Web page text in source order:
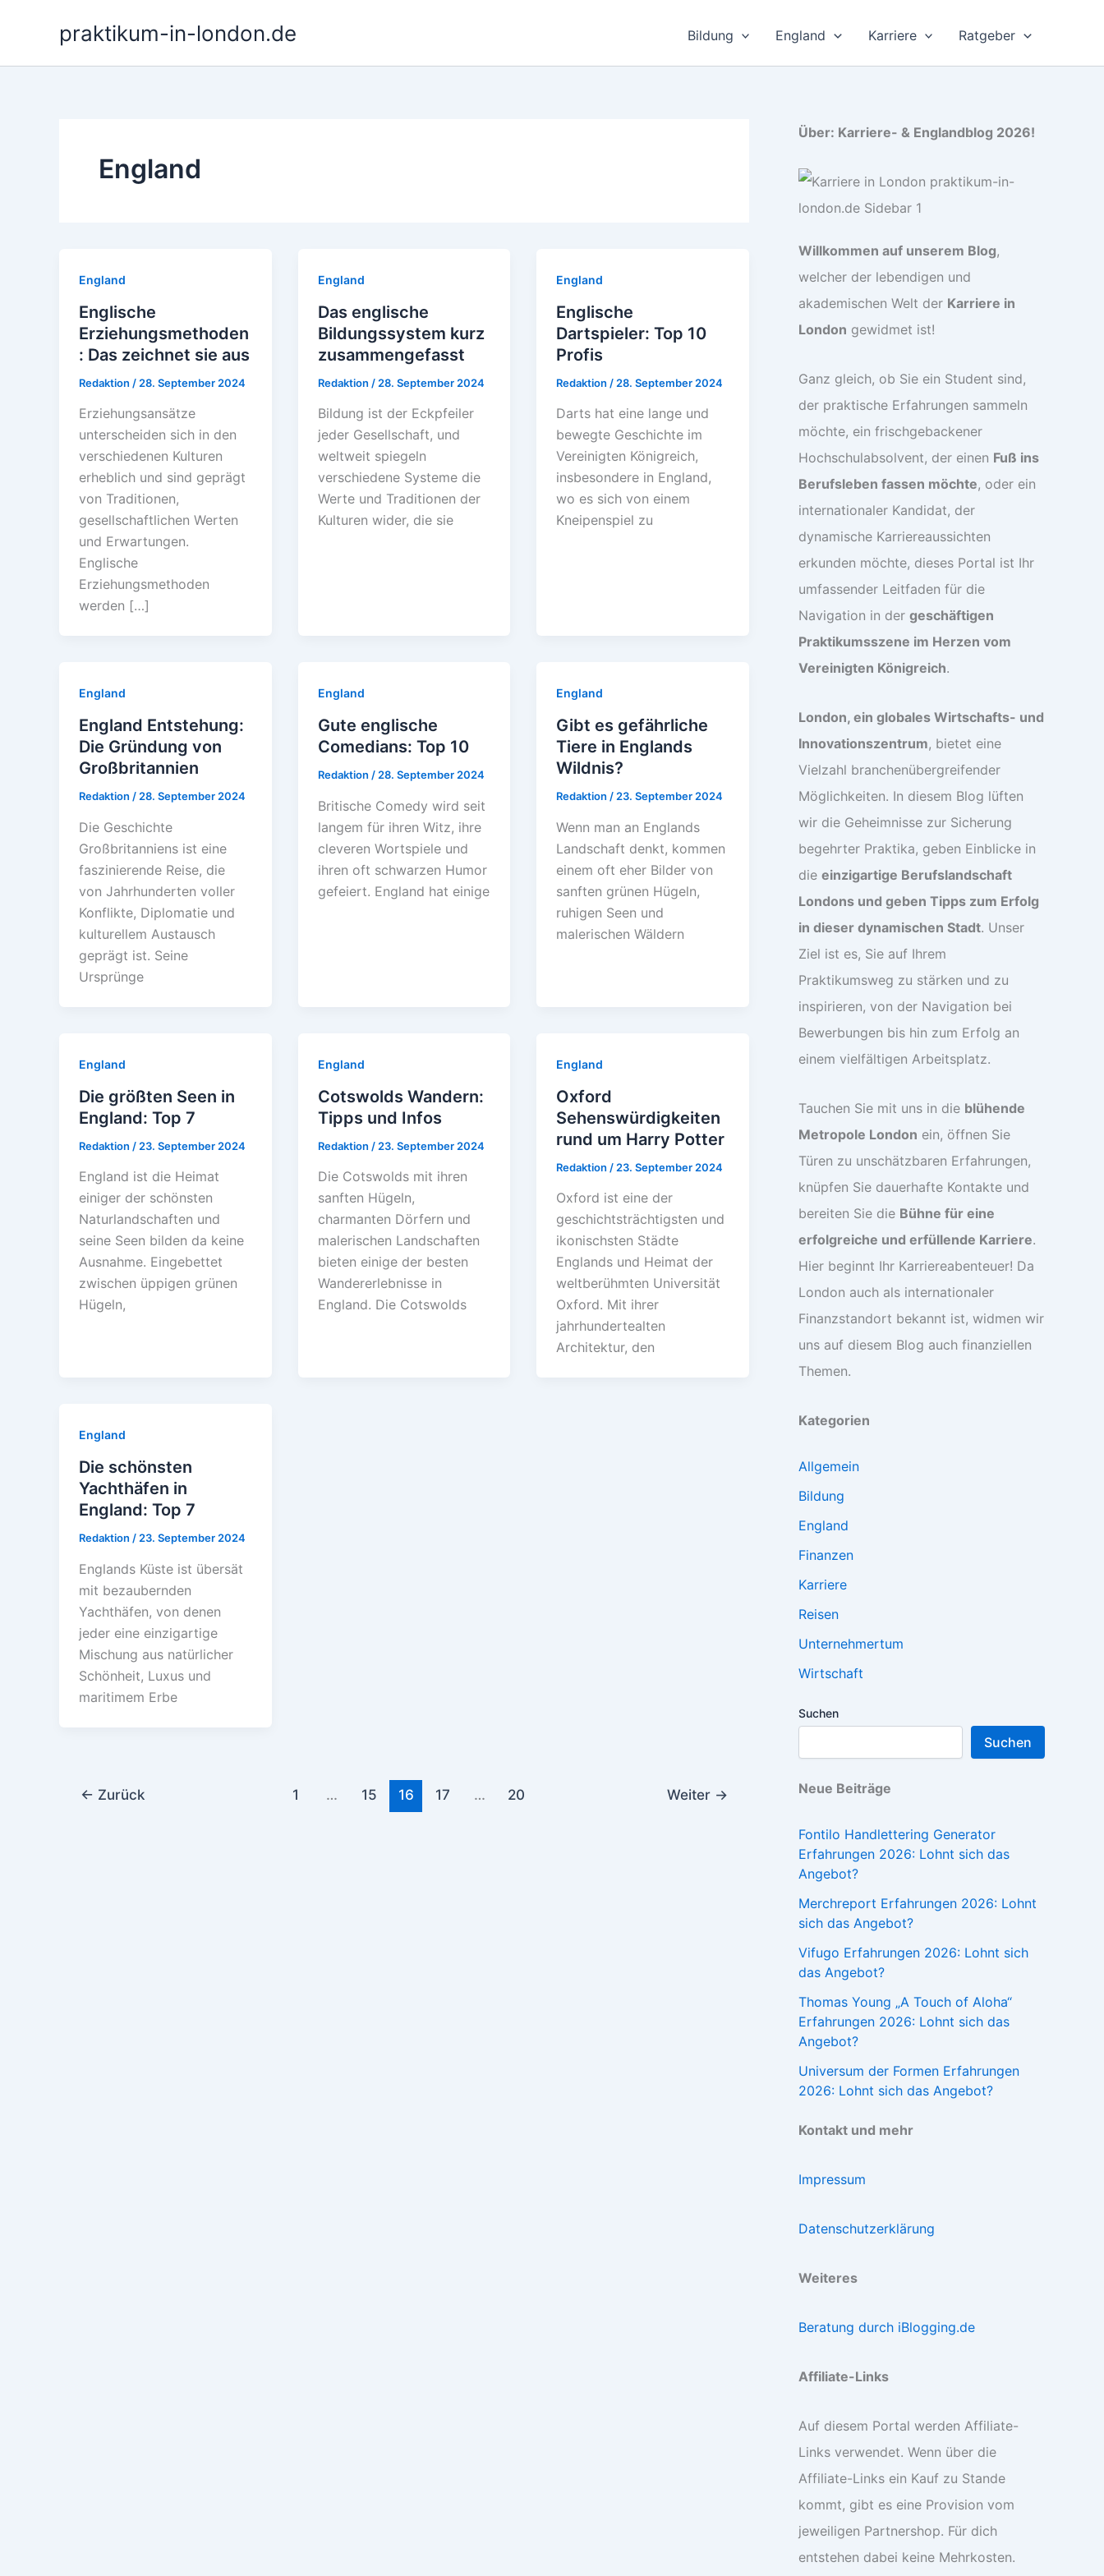
praktikum-in-london.de Bildung England Karriere Ratgeber
England
England
Englische
Erziehungsmethoden
: Das zeichnet sie aus
Redaktion / 28. September 2024
Erziehungsansätze
unterscheiden sich in den
verschiedenen Kulturen
erheblich und sind geprägt
von Traditionen,
gesellschaftlichen Werten
und Erwartungen.
Englische
Erziehungsmethoden
werden […]
England
Das englische
Bildungssystem kurz
zusammengefasst
Redaktion / 28. September 2024
Bildung ist der Eckpfeiler
jeder Gesellschaft, und
weltweit spiegeln
verschiedene Systeme die
Werte und Traditionen der
Kulturen wider, die sie
England
Englische
Dartspieler: Top 10
Profis
Redaktion / 28. September 2024
Darts hat eine lange und
bewegte Geschichte im
Vereinigten Königreich,
insbesondere in England,
wo es sich von einem
Kneipenspiel zu
England
England Entstehung:
Die Gründung von
Großbritannien
Redaktion / 28. September 2024
Die Geschichte
Großbritanniens ist eine
faszinierende Reise, die
von Jahrhunderten voller
Konflikte, Diplomatie und
kulturellem Austausch
geprägt ist. Seine
Ursprünge
England
Gute englische
Comedians: Top 10
Redaktion / 28. September 2024
Britische Comedy wird seit
langem für ihren Witz, ihre
cleveren Wortspiele und
ihren oft schwarzen Humor
gefeiert. England hat einige
England
Gibt es gefährliche
Tiere in Englands
Wildnis?
Redaktion / 23. September 2024
Wenn man an Englands
Landschaft denkt, kommen
einem oft eher Bilder von
sanften grünen Hügeln,
ruhigen Seen und
malerischen Wäldern
England
Die größten Seen in
England: Top 7
Redaktion / 23. September 2024
England ist die Heimat
einiger der schönsten
Naturlandschaften und
seine Seen bilden da keine
Ausnahme. Eingebettet
zwischen üppigen grünen
Hügeln,
England
Cotswolds Wandern:
Tipps und Infos
Redaktion / 23. September 2024
Die Cotswolds mit ihren
sanften Hügeln,
charmanten Dörfern und
malerischen Landschaften
bieten einige der besten
Wandererlebnisse in
England. Die Cotswolds
England
Oxford
Sehenswürdigkeiten
rund um Harry Potter
Redaktion / 23. September 2024
Oxford ist eine der
geschichtsträchtigsten und
ikonischsten Städte
Englands und Heimat der
weltberühmten Universität
Oxford. Mit ihrer
jahrhundertealten
Architektur, den
England
Die schönsten
Yachthäfen in
England: Top 7
Redaktion / 23. September 2024
Englands Küste ist übersät
mit bezaubernden
Yachthäfen, von denen
jeder eine einzigartige
Mischung aus natürlicher
Schönheit, Luxus und
maritimem Erbe
← Zurück 1 … 15 16 17 … 20 Weiter →
Über: Karriere- & Englandblog 2026!
Willkommen auf unserem Blog,
welcher der lebendigen und
akademischen Welt der Karriere in
London gewidmet ist!
Ganz gleich, ob Sie ein Student sind,
der praktische Erfahrungen sammeln
möchte, ein frischgebackener
Hochschulabsolvent, der einen Fuß ins
Berufsleben fassen möchte, oder ein
internationaler Kandidat, der
dynamische Karriereaussichten
erkunden möchte, dieses Portal ist Ihr
umfassender Leitfaden für die
Navigation in der geschäftigen
Praktikumsszene im Herzen vom
Vereinigten Königreich.
London, ein globales Wirtschafts- und
Innovationszentrum, bietet eine
Vielzahl branchenübergreifender
Möglichkeiten. In diesem Blog lüften
wir die Geheimnisse zur Sicherung
begehrter Praktika, geben Einblicke in
die einzigartige Berufslandschaft
Londons und geben Tipps zum Erfolg
in dieser dynamischen Stadt. Unser
Ziel ist es, Sie auf Ihrem
Praktikumsweg zu stärken und zu
inspirieren, von der Navigation bei
Bewerbungen bis hin zum Erfolg an
einem vielfältigen Arbeitsplatz.
Tauchen Sie mit uns in die blühende
Metropole London ein, öffnen Sie
Türen zu unschätzbaren Erfahrungen,
knüpfen Sie dauerhafte Kontakte und
bereiten Sie die Bühne für eine
erfolgreiche und erfüllende Karriere.
Hier beginnt Ihr Karriereabenteuer! Da
London auch als internationaler
Finanzstandort bekannt ist, widmen wir
uns auf diesem Blog auch finanziellen
Themen.
Kategorien
Allgemein
Bildung
England
Finanzen
Karriere
Reisen
Unternehmertum
Wirtschaft
Suchen
Suchen
Neue Beiträge
Fontilo Handlettering Generator
Erfahrungen 2026: Lohnt sich das
Angebot?
Merchreport Erfahrungen 2026: Lohnt
sich das Angebot?
Vifugo Erfahrungen 2026: Lohnt sich
das Angebot?
Thomas Young „A Touch of Aloha“
Erfahrungen 2026: Lohnt sich das
Angebot?
Universum der Formen Erfahrungen
2026: Lohnt sich das Angebot?
Kontakt und mehr
Impressum
Datenschutzerklärung
Weiteres
Beratung durch iBlogging.de
Affiliate-Links
Auf diesem Portal werden Affiliate-
Links verwendet. Wenn über die
Affiliate-Links ein Kauf zu Stande
kommt, gibt es eine Provision vom
jeweiligen Partnershop. Für dich
entstehen dabei keine Mehrkosten.